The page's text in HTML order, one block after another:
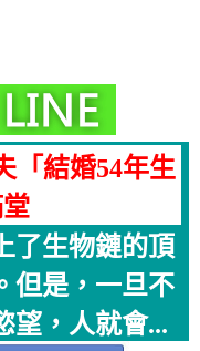
「結婚54年生
了生物鏈的頂
但是，一旦不
望，人就會...